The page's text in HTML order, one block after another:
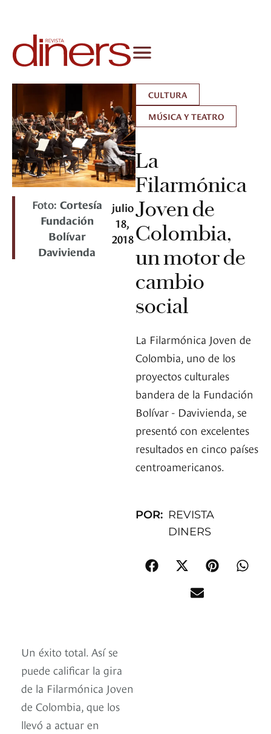
Foto: Cortesía
Fundación
Bolívar
Davivienda
julio
18,
2018
CULTURA
MÚSICA Y TEATRO
La
Filarmónica
Joven de
Colombia,
un motor de
cambio
social
La Filarmónica Joven de
Colombia, uno de los
proyectos culturales
bandera de la Fundación
Bolívar - Davivienda, se
presentó con excelentes
resultados en cinco países
centroamericanos.
POR: REVISTA
DINERS
Un éxito total. Así se
puede calificar la gira
de la Filarmónica Joven
de Colombia, que los
llevó a actuar en